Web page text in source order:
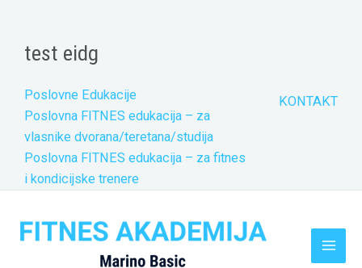
contenttest eidg
Poslovne Edukacije
Poslovna FITNES edukacija – za
vlasnike dvorana/teretana/studija
Poslovna FITNES edukacija – za fitnes
i kondicijske trenere
KONTAKT